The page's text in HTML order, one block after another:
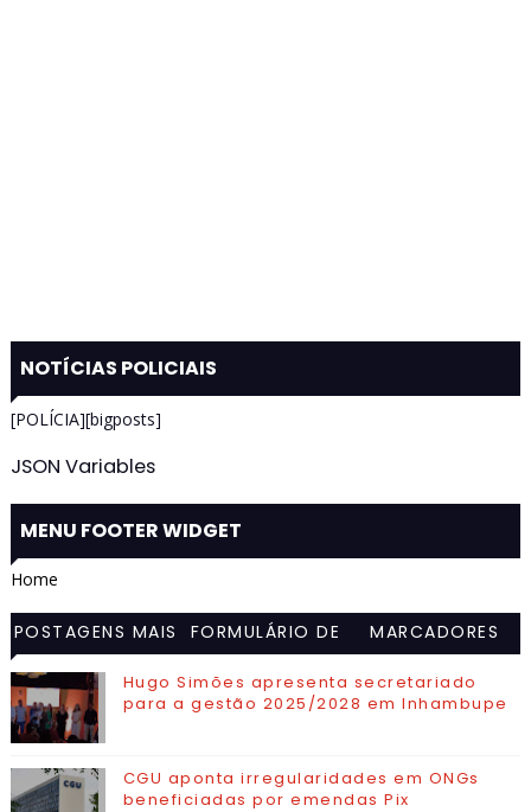
NOTÍCIAS POLICIAIS
[POLÍCIA][bigposts]
JSON Variables
MENU FOOTER WIDGET
Home
POSTAGENS MAIS
VISITADAS
FORMULÁRIO DE
MARCADORES
Hugo Simões apresenta secretariado
para a gestão 2025/2028 em Inhambupe
CGU aponta irregularidades em ONGs
beneficiadas por emendas Pix